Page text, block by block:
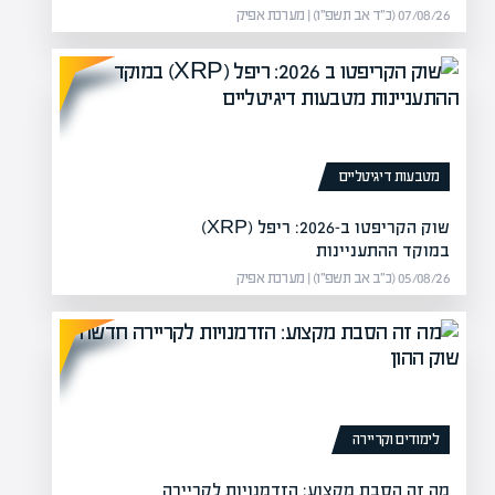
ופתרונות
גרמה לנזק כבד לרכוש.
הלהבות וביצעו…
07/08/26 (כ״ד אב תשפ״ו) | מערכת אפיק
מטבעות דיגיטליים
שוק הקריפטו ב-2026: ריפל (XRP)
במוקד ההתעניינות
05/08/26 (כ״ב אב תשפ״ו) | מערכת אפיק
לימודים וקריירה
מה זה הסבת מקצוע: הזדמנויות לקריירה